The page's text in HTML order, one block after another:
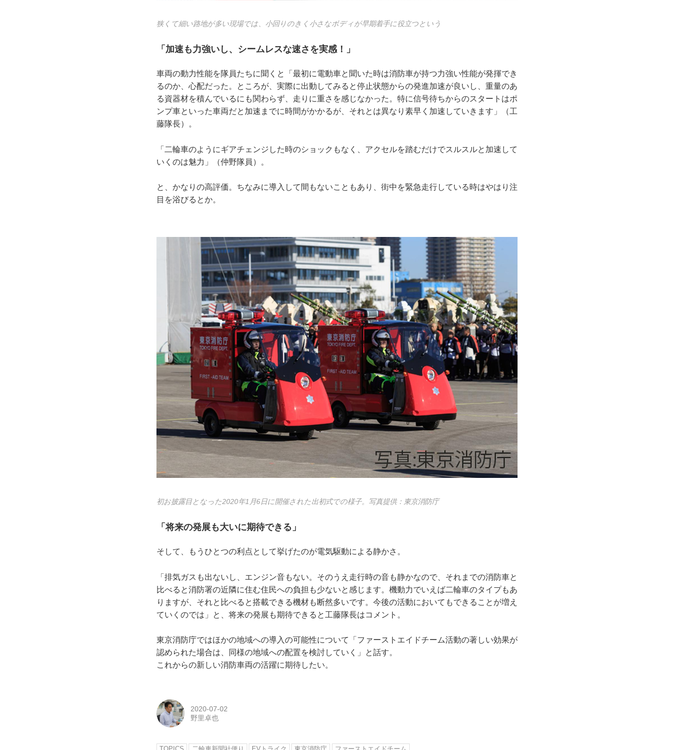
狭くて細い路地が多い現場では、小回りのきく小さなボディが早期着手に役立つという
「加速も力強いし、シームレスな速さを実感！」
車両の動力性能を隊員たちに聞くと「最初に電動車と聞いた時は消防車が持つ力強い性能が発揮でき
るのか、心配だった。ところが、実際に出動してみると停止状態からの発進加速が良いし、重量のあ
る資器材を積んでいるにも関わらず、走りに重さを感じなかった。特に信号待ちからのスタートはポ
ンプ車といった車両だと加速までに時間がかかるが、それとは異なり素早く加速していきます」（工
藤隊長）。
「二輪車のようにギアチェンジした時のショックもなく、アクセルを踏むだけでスルスルと加速して
いくのは魅力」（仲野隊員）。
と、かなりの高評価。ちなみに導入して間もないこともあり、街中を緊急走行している時はやはり注
目を浴びるとか。
初お披露目となった2020年1月6日に開催された出初式での様子。写真提供：東京消防庁
「将来の発展も大いに期待できる」
そして、もうひとつの利点として挙げたのが電気駆動による静かさ。
「排気ガスも出ないし、エンジン音もない。そのうえ走行時の音も静かなので、それまでの消防車と
比べると消防署の近隣に住む住民への負担も少ないと感じます。機動力でいえば二輪車のタイプもあ
りますが、それと比べると搭載できる機材も断然多いです。今後の活動においてもできることが増え
ていくのでは」と、将来の発展も期待できると工藤隊長はコメント。
東京消防庁ではほかの地域への導入の可能性について「ファーストエイドチーム活動の著しい効果が
認められた場合は、同様の地域への配置を検討していく」と話す。
これからの新しい消防車両の活躍に期待したい。
2020-07-02
野里卓也